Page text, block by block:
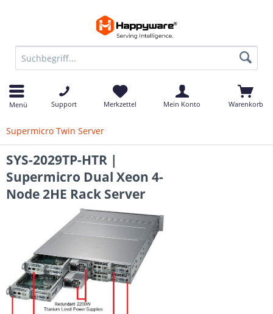
Menü Support Merkzettel Mein Konto Warenkorb
Supermicro Twin Server
SYS-2029TP-HTR |
Supermicro Dual Xeon 4-
Node 2HE Rack Server